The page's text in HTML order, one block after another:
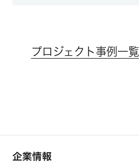
プロジェクト事例一
企業情報